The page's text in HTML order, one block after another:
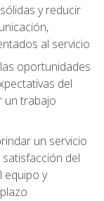
y reducir
al servicio
oportunidades
del
un trabajo
un servicio
del
equipo y